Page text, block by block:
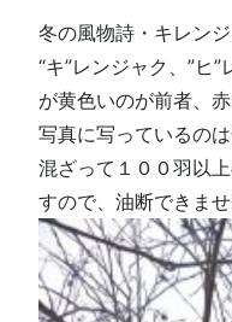
冬の風物詩・キレン
“キ”レンジャク、”ヒ
が黄色いのが前者、赤
写真に写っているの
混ざって１００羽以
すので、油断できませ